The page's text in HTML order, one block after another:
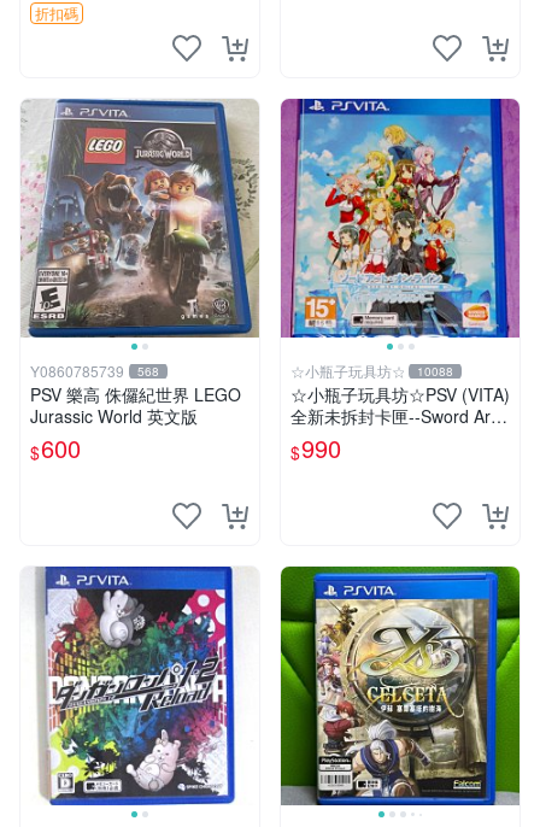
折扣碼
Y0860785739 568
PSV 樂高 侏儸紀世界 LEGO
Jurassic World 英文版
$600
☆小瓶子玩具坊☆ 10088
☆小瓶子玩具坊☆PSV (VITA)
全新未拆封卡匣--Sword Art
Online 刀劍神域 虛空斷章
(亞日版)
$990